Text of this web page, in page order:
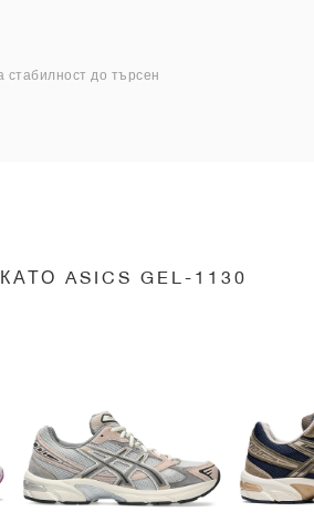
стабилност до търсен
ASICS GEL-1130